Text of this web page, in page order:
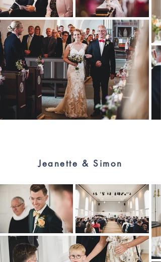
Jeanette & Simon